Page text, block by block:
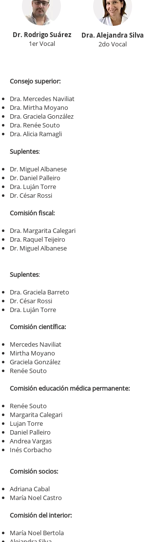
Dr. Rodrigo Suárez
1er Vocal
Dra. Alejandra Silva
2do Vocal
Consejo superior:
Dra. Mercedes Naviliat
Dra. Mirtha Moyano
Dra. Graciela González
Dra. Renée Souto
Dra. Alicia Ramagli
Suplentes:
Dr. Miguel Albanese
Dr. Daniel Palleiro
Dra. Luján Torre
Dr. César Rossi
Comisión fiscal:
Dra. Margarita Calegari
Dra. Raquel Teijeiro
Dr. Miguel Albanese
Suplentes:
Dra. Graciela Barreto
Dr. César Rossi
Dra. Luján Torre
Comisión científica:
Mercedes Naviliat
Mirtha Moyano
Graciela González
Renée Souto
Comisión educación médica permanente:
Renée Souto
Margarita Calegari
Lujan Torre
Daniel Palleiro
Andrea Vargas
Inés Corbacho
Comisión socios:
Adriana Cabal
María Noel Castro
Comisión del interior:
María Noel Bertola